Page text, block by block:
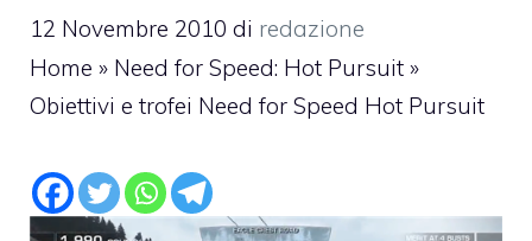
12 Novembre 2010 di redazione
Home » Need for Speed: Hot Pursuit »
Obiettivi e trofei Need for Speed Hot Pursuit